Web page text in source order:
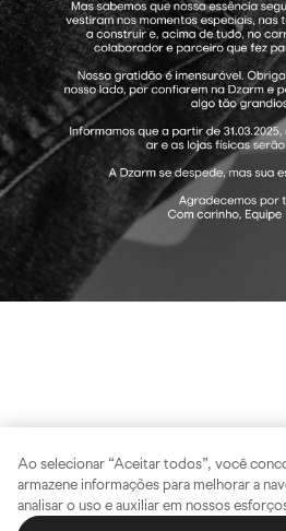
Ao selecionar “Aceitar todos”, você
armazene informações para melhorar a
analisar o uso e auxiliar em nossos